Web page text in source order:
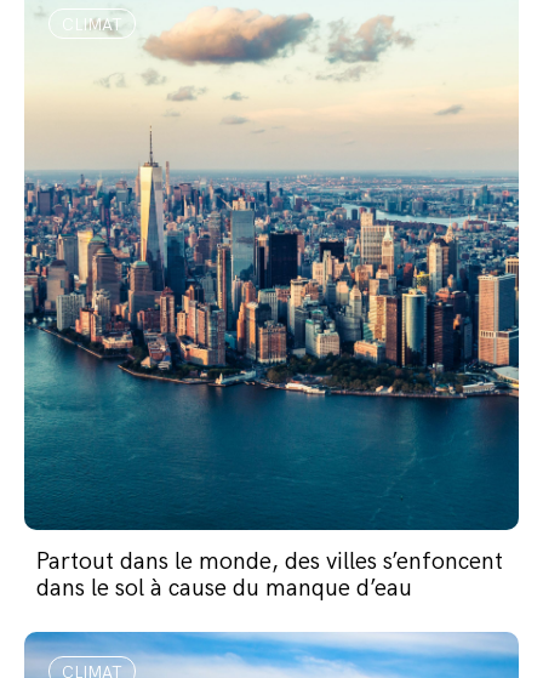
CLIMAT
Partout dans le monde, des villes s’enfoncent
dans le sol à cause du manque d’eau
CLIMAT